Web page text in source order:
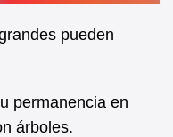
pueden
permanencia en
árboles.